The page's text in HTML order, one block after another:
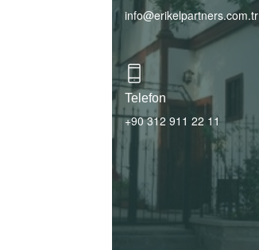
info@erikelpartners.com.tr
Telefon
+90 312 911 22 11